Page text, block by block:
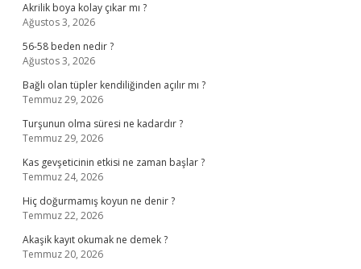
Akrilik boya kolay çıkar mı ?
Ağustos 3, 2026
56-58 beden nedir ?
Ağustos 3, 2026
Bağlı olan tüpler kendiliğinden açılır mı ?
Temmuz 29, 2026
Turşunun olma süresi ne kadardır ?
Temmuz 29, 2026
Kas gevşeticinin etkisi ne zaman başlar ?
Temmuz 24, 2026
Hiç doğurmamış koyun ne denir ?
Temmuz 22, 2026
Akaşik kayıt okumak ne demek ?
Temmuz 20, 2026